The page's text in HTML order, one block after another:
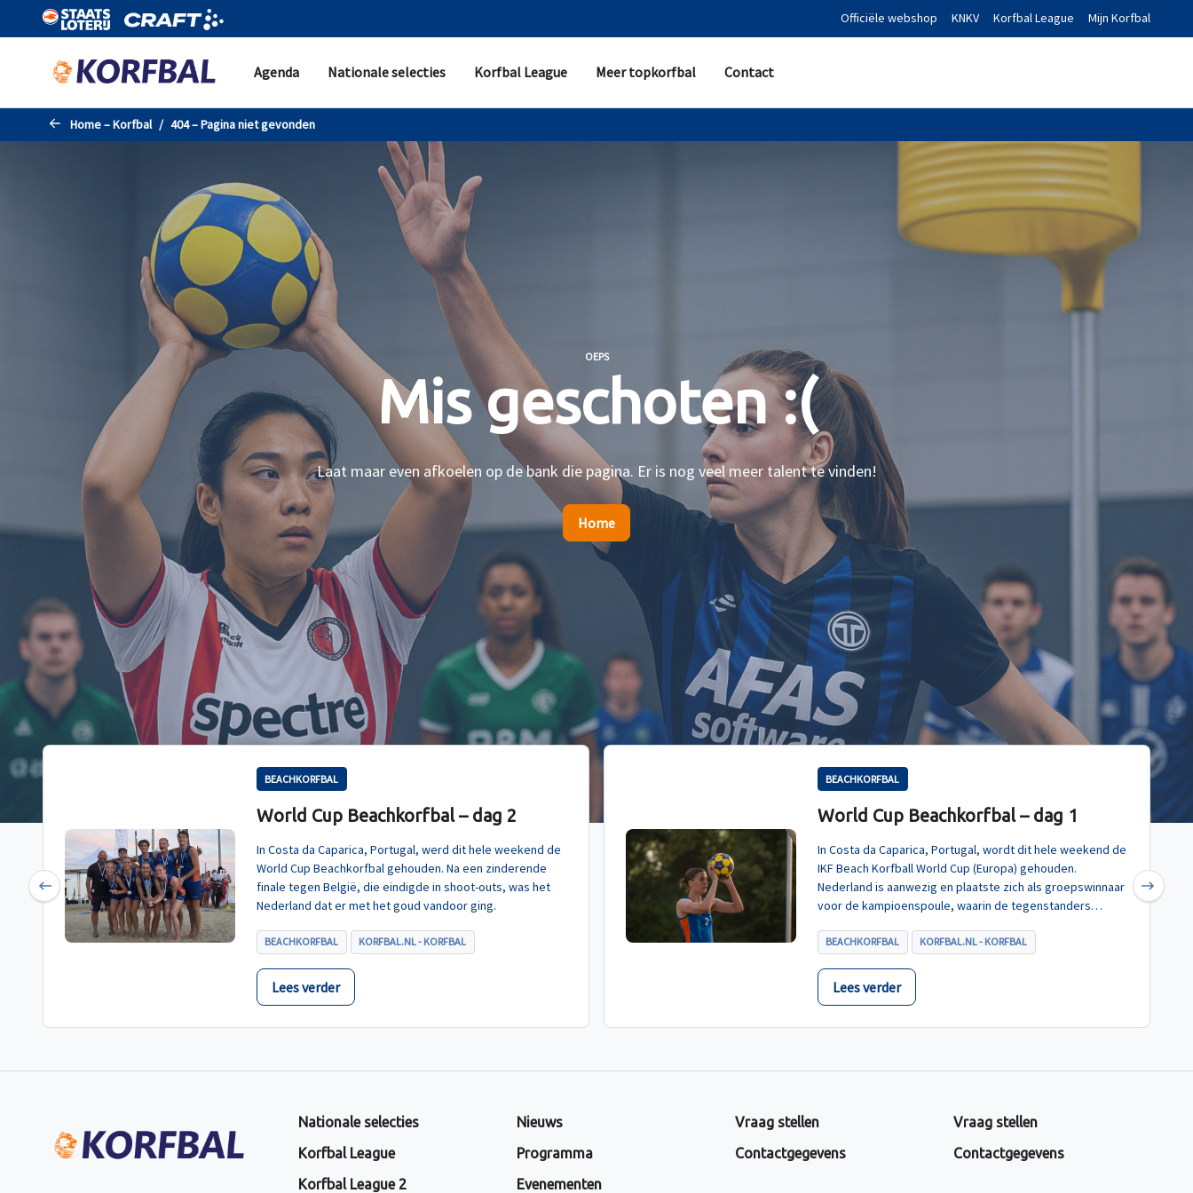
Naar de hoofdinhoud gaan Officiële webshop KNKV Korfbal League Mijn Korfbal
Agenda Nationale selecties Korfbal League Meer topkorfbal Contact
Home – Korfbal 404 – Pagina niet gevonden
OEPS
Mis geschoten :(
Laat maar even afkoelen op de bank die pagina. Er is nog veel meer talent te vinden!
Home
BEACHKORFBAL
World Cup Beachkorfbal – dag 2
In Costa da Caparica, Portugal, werd dit hele weekend de
World Cup Beachkorfbal gehouden. Na een zinderende
finale tegen België, die eindigde in shoot-outs, was het
Nederland dat er met het goud vandoor ging.
BEACHKORFBAL KORFBAL.NL - KORFBAL
Lees verder
BEACHKORFBAL
World Cup Beachkorfbal – dag 1
In Costa da Caparica, Portugal, wordt dit hele weekend de
IKF Beach Korfball World Cup (Europa) gehouden.
Nederland is aanwezig en plaatste zich als groepswinnaar
voor de kampioenspoule, waarin de tegenstanders
BEACHKORFBAL KORFBAL.NL - KORFBAL
Lees verder
Previous Next
Nationale selecties
Korfbal League
Korfbal League 2
Nieuws
Programma
Evenementen
Vraag stellen
Contactgegevens
Vraag stellen
Contactgegevens